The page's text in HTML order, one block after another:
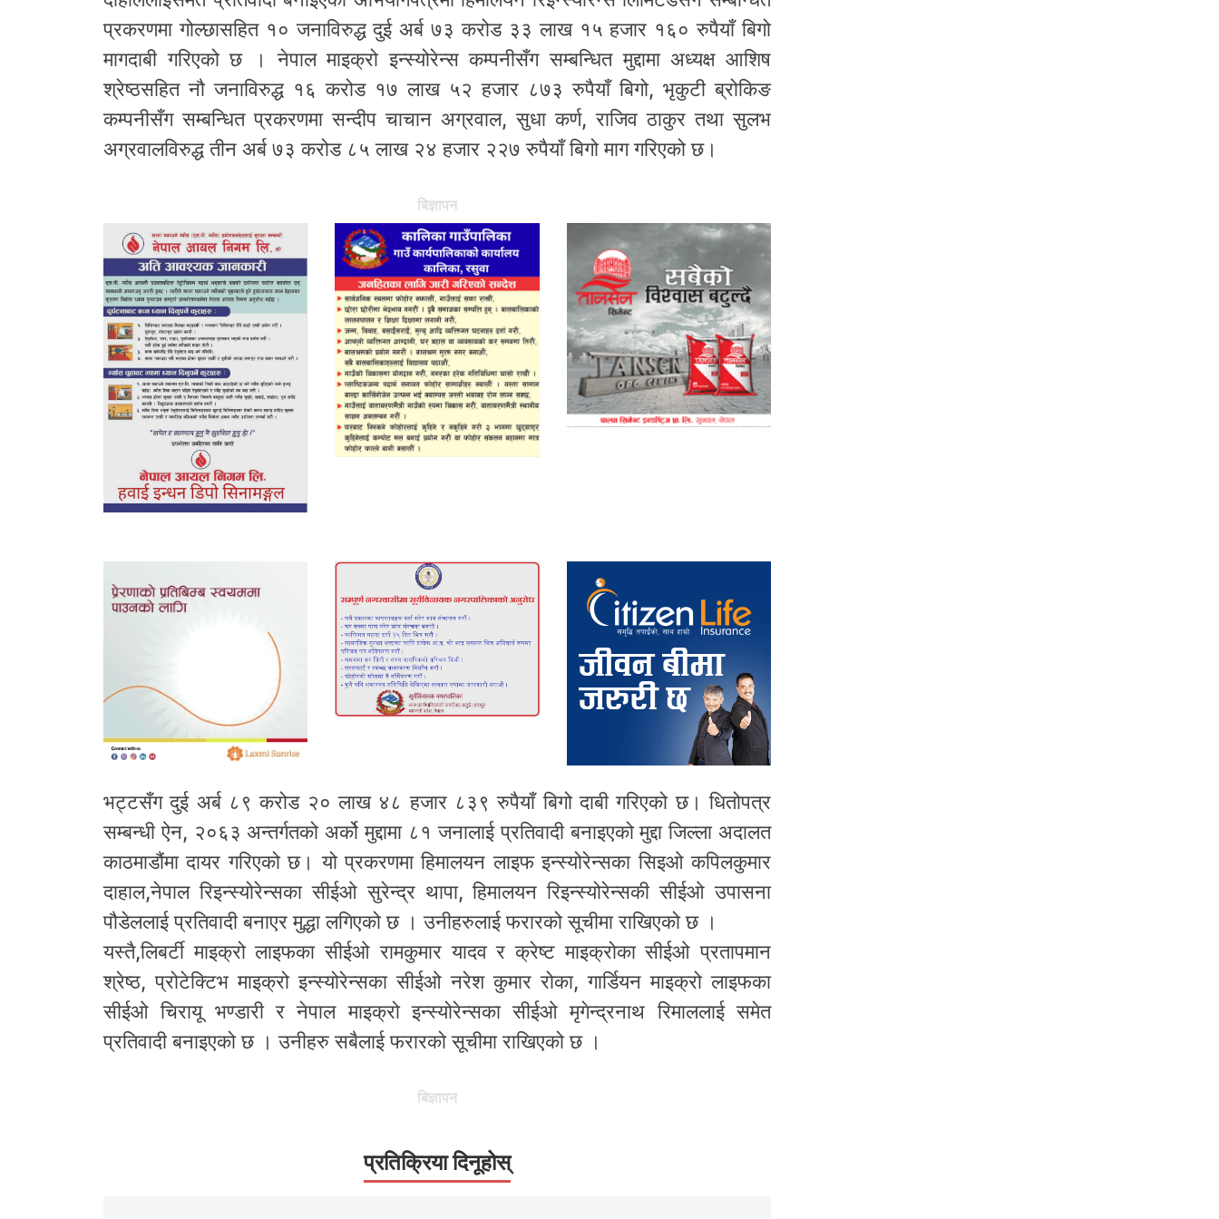
प्रकरणमा गोल्छासहित १० जनाविरुद्ध दुई अर्ब ७३ करोड ३३ लाख १५ हजार १६० रुपैयाँ बिगो
मागदाबी गरिएको छ । नेपाल माइक्रो इन्स्योरेन्स कम्पनीसँग सम्बन्धित मुद्दामा अध्यक्ष आशिष
श्रेष्ठसहित नौ जनाविरुद्ध १६ करोड १७ लाख ५२ हजार ८७३ रुपैयाँ बिगो, भृकुटी ब्रोकिङ
कम्पनीसँग सम्बन्धित प्रकरणमा सन्दीप चाचान अग्रवाल, सुधा कर्ण, राजिव ठाकुर तथा सुलभ
अग्रवालविरुद्ध तीन अर्ब ७३ करोड ८५ लाख २४ हजार २२७ रुपैयाँ बिगो माग गरिएको छ।
बिज्ञापन
भट्टसँग दुई अर्ब ८९ करोड २० लाख ४८ हजार ८३९ रुपैयाँ बिगो दाबी गरिएको छ। धितोपत्र
सम्बन्धी ऐन, २०६३ अन्तर्गतको अर्को मुद्दामा ८१ जनालाई प्रतिवादी बनाइएको मुद्दा जिल्ला अदालत
काठमाडौंमा दायर गरिएको छ। यो प्रकरणमा हिमालयन लाइफ इन्स्योरेन्सका सिइओ कपिलकुमार
दाहाल,नेपाल रिइन्स्योरेन्सका सीईओ सुरेन्द्र थापा, हिमालयन रिइन्स्योरेन्सकी सीईओ उपासना
पौडेललाई प्रतिवादी बनाएर मुद्धा लगिएको छ । उनीहरुलाई फरारको सूचीमा राखिएको छ ।
यस्तै,लिबर्टी माइक्रो लाइफका सीईओ रामकुमार यादव र क्रेष्ट माइक्रोका सीईओ प्रतापमान
श्रेष्ठ, प्रोटेक्टिभ माइक्रो इन्स्योरेन्सका सीईओ नरेश कुमार रोका, गार्डियन माइक्रो लाइफका
सीईओ चिरायू भण्डारी र नेपाल माइक्रो इन्स्योरेन्सका सीईओ मृगेन्द्रनाथ रिमाललाई समेत
प्रतिवादी बनाइएको छ । उनीहरु सबैलाई फरारको सूचीमा राखिएको छ ।
बिज्ञापन
प्रतिक्रिया दिनूहोस्